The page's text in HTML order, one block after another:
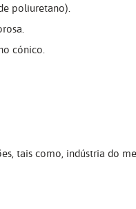
poliuretano).
cónico.
tais como, indústria do